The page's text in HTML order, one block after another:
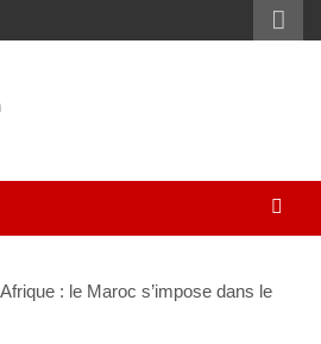
: le Maroc s’impose dans le